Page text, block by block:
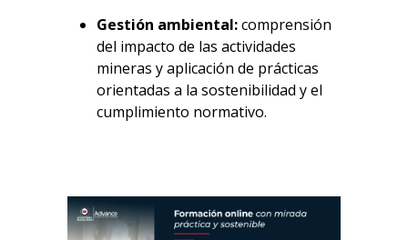
Gestión ambiental:comprensión
del impacto de las actividades
mineras y aplicación de prácticas
orientadas a la sostenibilidad y el
cumplimiento normativo.